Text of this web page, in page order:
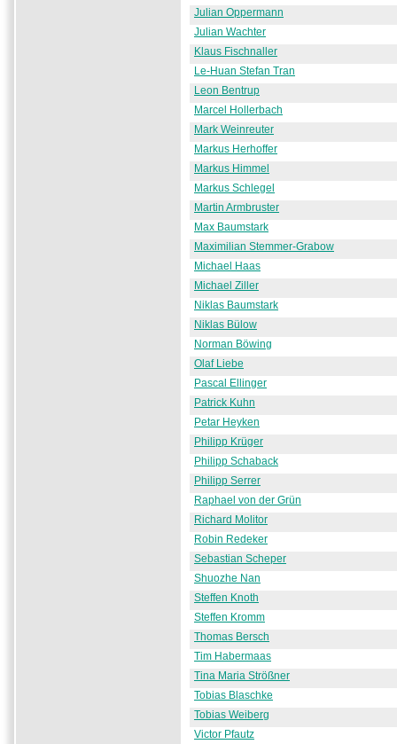
Julian Oppermann
Julian Wachter
Klaus Fischnaller
Le-Huan Stefan Tran
Leon Bentrup
Marcel Hollerbach
Mark Weinreuter
Markus Herhoffer
Markus Himmel
Markus Schlegel
Martin Armbruster
Max Baumstark
Maximilian Stemmer-Grabow
Michael Haas
Michael Ziller
Niklas Baumstark
Niklas Bülow
Norman Böwing
Olaf Liebe
Pascal Ellinger
Patrick Kuhn
Petar Heyken
Philipp Krüger
Philipp Schaback
Philipp Serrer
Raphael von der Grün
Richard Molitor
Robin Redeker
Sebastian Scheper
Shuozhe Nan
Steffen Knoth
Steffen Kromm
Thomas Bersch
Tim Habermaas
Tina Maria Strößner
Tobias Blaschke
Tobias Weiberg
Victor Pfautz